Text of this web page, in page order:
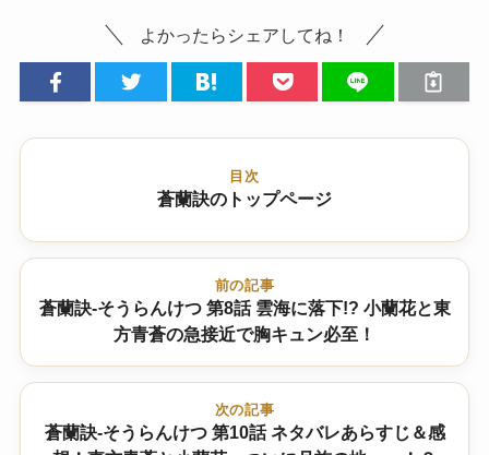
よかったらシェアしてね！
目次
蒼蘭訣のトップページ
前の記事
蒼蘭訣-そうらんけつ 第8話 雲海に落下!? 小蘭花と東
方青蒼の急接近で胸キュン必至！
次の記事
蒼蘭訣-そうらんけつ 第10話 ネタバレあらすじ＆感